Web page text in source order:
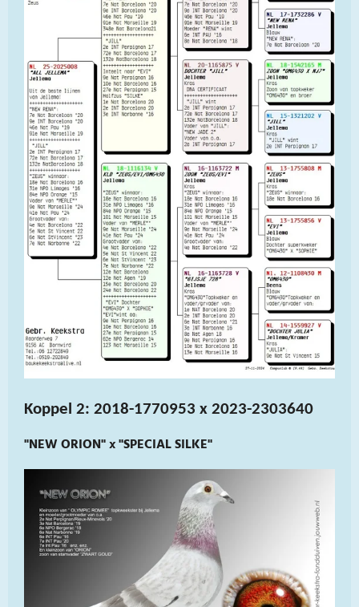
Koppel 2: 2018-1770953 x 2023-2303640
"NEW ORION" x "SPECIAL SILKE"